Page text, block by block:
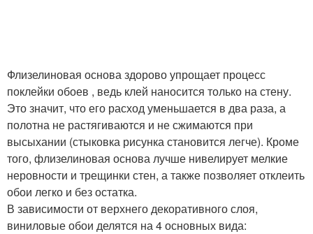
Флизелиновая основа здорово упрощает процесс
поклейки обоев , ведь клей наносится только на стену.
Это значит, что его расход уменьшается в два раза, а
полотна не растягиваются и не сжимаются при
высыхании (стыковка рисунка становится легче). Кроме
того, флизелиновая основа лучше нивелирует мелкие
неровности и трещинки стен, а также позволяет отклеить
обои легко и без остатка.
В зависимости от верхнего декоративного слоя,
виниловые обои делятся на 4 основных вида: